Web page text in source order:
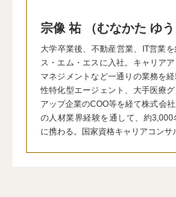
宗像 祐 （むなかた ゆう
大学卒業後、不動産営業、IT営業
ス・エム・エスに入社。キャリアア
マネジメントなど一通りの業務を
性特化型エージェント、大手医療
アップ企業のCOO等を経て株式会
の人材業界経験を通して、約
に携わる。国家資格キャリアコンサ